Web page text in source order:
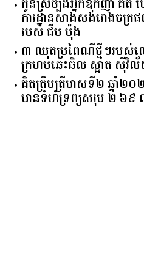
កូនស្រីច្បងអ្នកឧកញ៉ា គិត ម៉
ការដ្ឋានសាងសង់រោងចក្រ
របស់ ជីប ម៉ុង
៣ ឈុតប្រពៃណីថ្មីៗរបស់
ក្រហមឆេះឆិល ស្អាត ​ស៊ីវិ
គិត​ត្រឹមត្រីមាស​ទី​២​ ​ឆ្នាំ​២០
មាន​ទំហំ​ទ្រព្យ​សរុប​ ​២.៦៩​ ​ព